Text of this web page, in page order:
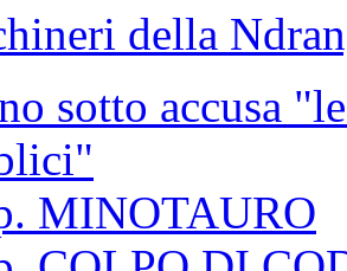
della
sotto accusa
MINOTAURO